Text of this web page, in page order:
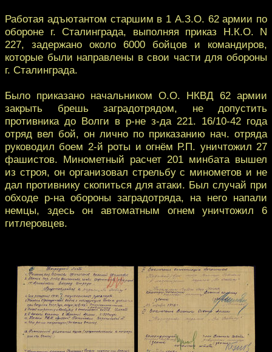
Работая адъютантом старшим в 1 А.З.О. 62 армии по
обороне г. Сталинграда, выполняя приказ Н.К.О. N
227, задержано около 6000 бойцов и командиров,
которые были направлены в свои части для обороны
г. Сталинграда.
Было приказано начальником О.О. НКВД 62 армии
закрыть брешь заградотрядом, не допустить
противника до Волги в р-не з-да 221. 16/10-42 года
отряд вел бой, он лично по приказанию нач. отряда
руководил боем 2-й роты и огнём Р.П. уничтожил 27
фашистов. Минометный расчет 201 минбата вышел
из строя, он организовал стрельбу с минометов и не
дал противнику скопиться для атаки. Был случай при
обходе р-на обороны заградотряда, на него напали
немцы, здесь он автоматным огнем уничтожил 6
гитлеровцев.